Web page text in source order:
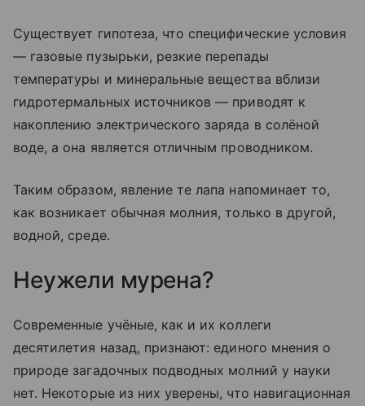
Существует гипотеза, что специфические условия
— газовые пузырьки, резкие перепады
температуры и минеральные вещества вблизи
гидротермальных источников — приводят к
накоплению электрического заряда в солёной
воде, а она является отличным проводником.
Таким образом, явление те лапа напоминает то,
как возникает обычная молния, только в другой,
водной, среде.
Неужели мурена?
Современные учёные, как и их коллеги
десятилетия назад, признают: единого мнения о
природе загадочных подводных молний у науки
нет. Некоторые из них уверены, что навигационная